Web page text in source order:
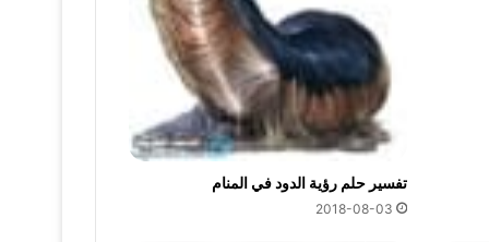
تفسير حلم رؤية الدود في المنام
2018-08-03